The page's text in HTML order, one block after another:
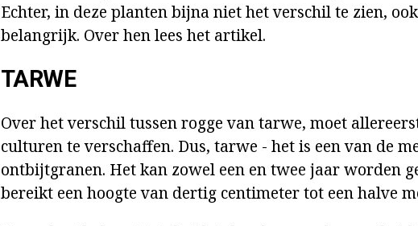
Echter, in deze planten bijna niet het verschil te zien,
belangrijk. Over hen lees het artikel.
TARWE
Over het verschil tussen rogge van tarwe, moet
culturen te verschaffen. Dus, tarwe - het is een van de
ontbijtgranen. Het kan zowel een en twee jaar worden
bereikt een hoogte van dertig centimeter tot een halve